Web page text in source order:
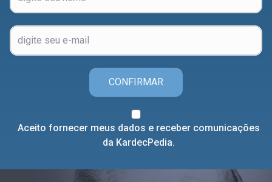
CONFIRMAR
Aceito fornecer meus dados e receber comunicações
da KardecPedia.